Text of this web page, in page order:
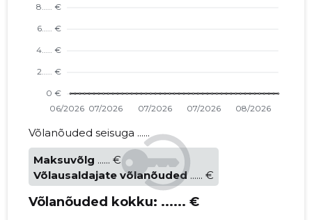
Võlanõuded seisuga ......
Maksuvõlg ...... €
Võlausaldajate võlanõuded ...... €
Võlanõuded kokku: ...... €